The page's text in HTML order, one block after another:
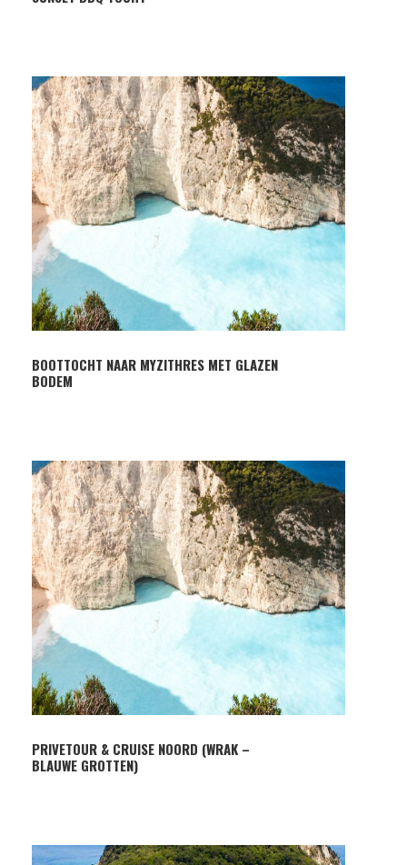
BOOTTOCHT NAAR MYZITHRES MET GLAZEN
BODEM
PRIVETOUR & CRUISE NOORD (WRAK –
BLAUWE GROTTEN)